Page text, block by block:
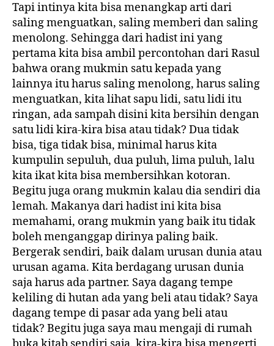
Tapi intinya kita bisa menangkap arti dari
saling menguatkan, saling memberi dan saling
menolong. Sehingga dari hadist ini yang
pertama kita bisa ambil percontohan dari Rasul
bahwa orang mukmin satu kepada yang
lainnya itu harus saling menolong, harus saling
menguatkan, kita lihat sapu lidi, satu lidi itu
ringan, ada sampah disini kita bersihin dengan
satu lidi kira-kira bisa atau tidak? Dua tidak
bisa, tiga tidak bisa, minimal harus kita
kumpulin sepuluh, dua puluh, lima puluh, lalu
kita ikat kita bisa membersihkan kotoran.
Begitu juga orang mukmin kalau dia sendiri dia
lemah. Makanya dari hadist ini kita bisa
memahami, orang mukmin yang baik itu tidak
boleh menganggap dirinya paling baik.
Bergerak sendiri, baik dalam urusan dunia atau
urusan agama. Kita berdagang urusan dunia
saja harus ada partner. Saya dagang tempe
keliling di hutan ada yang beli atau tidak? Saya
dagang tempe di pasar ada yang beli atau
tidak? Begitu juga saya mau mengaji di rumah